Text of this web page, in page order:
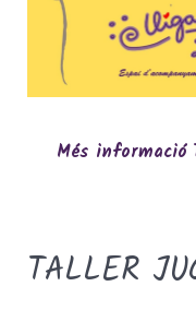
Més
TALLER